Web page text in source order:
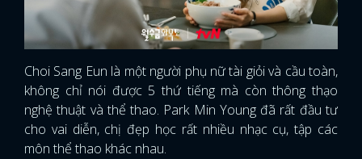
Choi Sang Eun là một người phụ nữ tài giỏi và cầu toàn,
không chỉ nói được 5 thứ tiếng mà còn thông thạo
nghệ thuật và thể thao. Park Min Young đã rất đầu tư
cho vai diễn, chị đẹp học rất nhiều nhạc cụ, tập các
môn thể thao khác nhau.